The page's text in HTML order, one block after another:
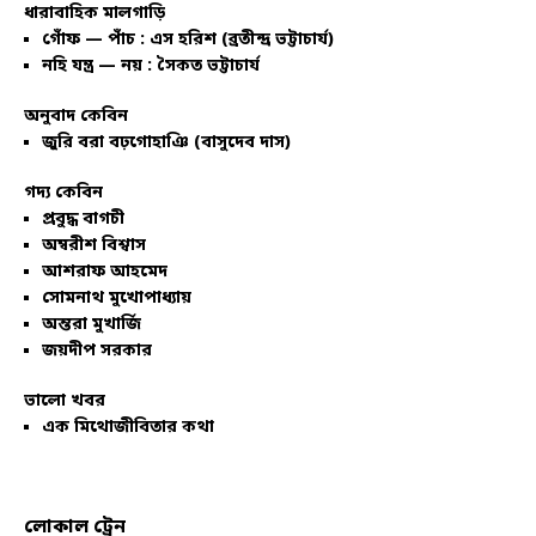
ধারাবাহিক মালগাড়ি
গোঁফ — পাঁচ : এস হরিশ (ব্রতীন্দ্র ভট্টাচার্য)
নহি যন্ত্র — নয় : সৈকত ভট্টাচার্য
অনুবাদ কেবিন
জুরি বরা বঢ়গোহাঞি (বাসুদেব দাস)
গদ্য কেবিন
প্রবুদ্ধ বাগচী
অম্বরীশ বিশ্বাস
আশরাফ আহমেদ
সোমনাথ মুখোপাধ্যায়
অন্তরা মুখার্জি
জয়দীপ সরকার
ভালো খবর
এক মিথোজীবিতার কথা
লোকাল ট্রেন